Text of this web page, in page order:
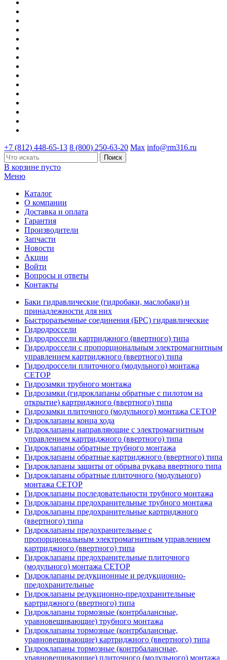
+7 (812) 448-65-13 8 (800) 250-63-20 Max info@rm316.ru
В корзине пусто
Меню
Каталог
О компании
Доставка и оплата
Гарантия
Производители
Запчасти
Новости
Акции
Войти
Вопросы и ответы
Контакты
Баки гидравлические (гидробаки, маслобаки) и
принадлежности для них
Быстроразъемные соединения (БРС) гидравлические
Гидродроссели
Гидродроссели картриджного (ввертного) типа
Гидродроссели с пропорциональным электромагнитным
управлением картриджного (ввертного) типа
Гидродроссели плиточного (модульного) монтажа
CETOP
Гидрозамки трубного монтажа
Гидрозамки (гидроклапаны обратные с пилотом на
открытие) картриджного (ввертного) типа
Гидрозамки плиточного (модульного) монтажа CETOP
Гидроклапаны конца хода
Гидроклапаны направляющие с электромагнитным
управлением картриджного (ввертного) типа
Гидроклапаны обратные трубного монтажа
Гидроклапаны обратные картриджного (ввертного) типа
Гидроклапаны защиты от обрыва рукава ввертного типа
Гидроклапаны обратные плиточного (модульного)
монтажа CETOP
Гидроклапаны последовательности трубного монтажа
Гидроклапаны предохранительные трубного монтажа
Гидроклапаны предохранительные картриджного
(ввертного) типа
Гидроклапаны предохранительные с
пропорциональным электромагнитным управлением
картриджного (ввертного) типа
Гидроклапаны предохранительные плиточного
(модульного) монтажа CETOP
Гидроклапаны редукционные и редукционно-
предохранительные
Гидроклапаны редукционно-предохранительные
картриджного (ввертного) типа
Гидроклапаны тормозные (контрбалансные,
уравновешивающие) трубного монтажа
Гидроклапаны тормозные (контрбалансные,
уравновешивающие) картриджного (ввертного) типа
Гидроклапаны тормозные (контрбалансные,
уравновешивающие) плиточного (модульного) монтажа